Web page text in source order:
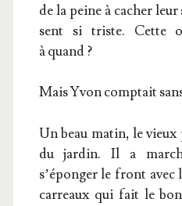
de la peine à cacher
sent si triste. Cette
à quand ?
Mais Yvon comp­tait
Un beau matin, le
du jar­din. Il a
s’éponger le front
car­reaux qui fait le